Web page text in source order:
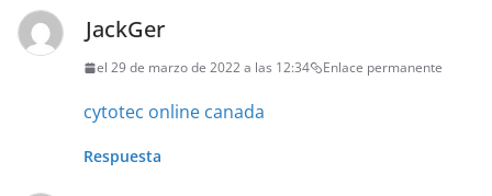
JackGer
el 29 de marzo de 2022 a las 12:34 Enlace permanente
cytotec online canada
Respuesta